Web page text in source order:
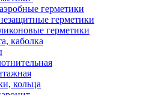
герметики
герметики
герметики
каболка
кольца